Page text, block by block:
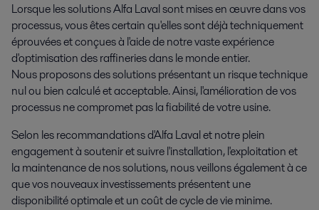
Lorsque les solutions Alfa Laval sont mises en œuvre dans vos
processus, vous êtes certain qu'elles sont déjà techniquement
éprouvées et conçues à l'aide de notre vaste expérience
d'optimisation des raffineries dans le monde entier.
Nous proposons des solutions présentant un risque technique
nul ou bien calculé et acceptable. Ainsi, l'amélioration de vos
processus ne compromet pas la fiabilité de votre usine.
Selon les recommandations d'Alfa Laval et notre plein
engagement à soutenir et suivre l'installation, l'exploitation et
la maintenance de nos solutions, nous veillons également à ce
que vos nouveaux investissements présentent une
disponibilité optimale et un coût de cycle de vie minime.